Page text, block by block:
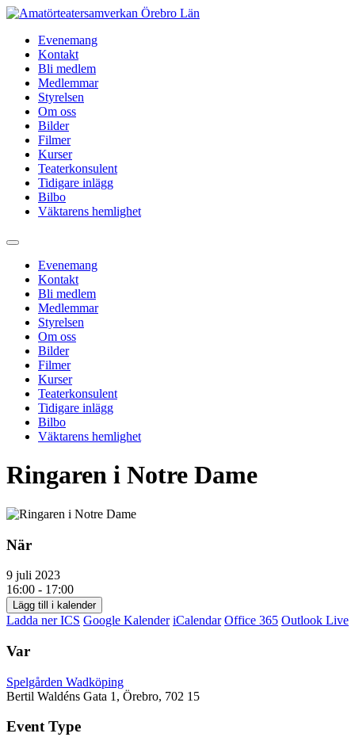
Hoppa
innehållEvenemang
Kontakt
Bli medlem
Medlemmar
Styrelsen
Om oss
Bilder
Filmer
Kurser
Teaterkonsulent
Tidigare inlägg
Bilbo
Väktarens hemlighet
Evenemang
Kontakt
Bli medlem
Medlemmar
Styrelsen
Om oss
Bilder
Filmer
Kurser
Teaterkonsulent
Tidigare inlägg
Bilbo
Väktarens hemlighet
Ringaren i Notre Dame
När
9 juli 2023
16:00 - 17:00
Lägg till i kalender
Ladda ner ICS Google Kalender iCalendar Office 365 Outlook Live
Var
Spelgården Wadköping
Bertil Waldéns Gata 1, Örebro, 702 15
Event Type